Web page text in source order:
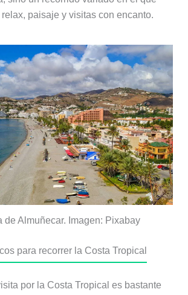
paisaje y visitas con encanto.
de Almuñecar. Imagen: Pixabay
para recorrer la Costa Tropical
por la Costa Tropical es bastante